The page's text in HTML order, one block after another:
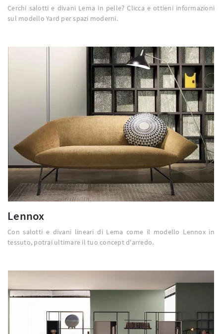
Cerchi salotti e divani Lema in pelle? Clicca e ottieni informazioni
sul modello Yard per spazi moderni.
Lennox
Con salotti e divani lineari di Lema come il modello Lennox in
tessuto, potrai ultimare il tuo concept d'arredo.